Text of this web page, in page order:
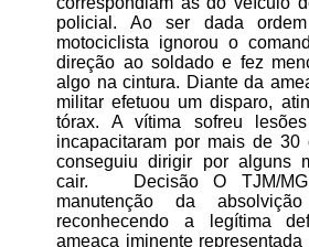
policial. Ao ser dada
motociclista ignorou o
direção ao soldado e fez
algo na cintura. Diante da
militar efetuou um disparo,
tórax. A vítima sofreu
incapacitaram por mais de 30
conseguiu dirigir por alguns
cair. Decisão O TJM/MG
manutenção da
reconhecendo a legítima
ameaça iminente